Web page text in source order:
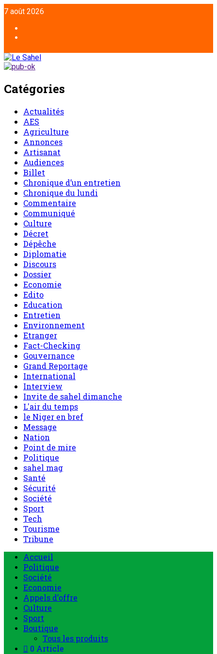
7 août 2026
Catégories
Actualités
AES
Agriculture
Annonces
Artisanat
Audiences
Billet
Chronique d’un entretien
Chronique du lundi
Commentaire
Communiqué
Culture
Décret
Dépêche
Diplomatie
Discours
Dossier
Economie
Edito
Education
Entretien
Environnement
Etranger
Fact-Checking
Gouvernance
Grand Reportage
International
Interview
Invite de sahel dimanche
L'air du temps
le Niger en bref
Message
Nation
Point de mire
Politique
sahel mag
Santé
Sécurité
Société
Sport
Tech
Tourisme
Tribune
Accueil
Politique
Société
Economie
Appels d’offre
Culture
Sport
Boutique
Tous les produits
0 Article